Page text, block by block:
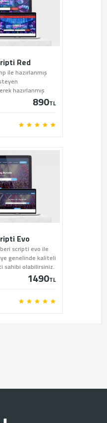
Red
ile hazırlanmış
hazırlanmış
scriptidir.
890TL
Evo
scripti evo ile
genelinde kaliteli
sahibi olabilirsiniz.
1490TL